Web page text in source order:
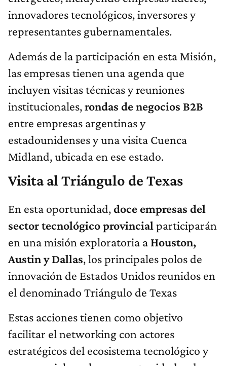
innovadores tecnológicos, inversores y
representantes gubernamentales.
Además de la participación en esta Misión,
las empresas tienen una agenda que
incluyen visitas técnicas y reuniones
institucionales,rondas de negocios B2B
entre empresas argentinas y
estadounidenses y una visita Cuenca
Midland, ubicada en ese estado.
Visita al Triángulo de Texas
En esta oportunidad,doce empresas del
sector tecnológico provincial participarán
en una misión exploratoria a Houston,
Austin y Dallas, los principales polos de
innovación de Estados Unidos reunidos en
el denominado Triángulo de Texas
Estas acciones tienen como objetivo
facilitar el networking con actores
estratégicos del ecosistema tecnológico y